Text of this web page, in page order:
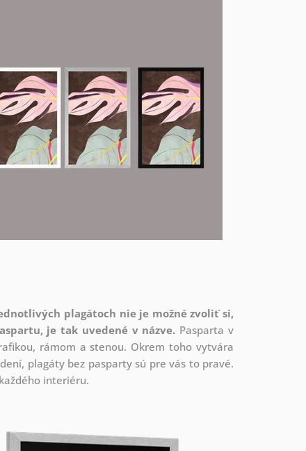
plagátoch nie je možné zvoliť si,
je tak uvedené v názve. Pasparta v
rámom a stenou. Okrem toho vytvára
plagáty bez pasparty sú pre vás to pravé.
interiéru.